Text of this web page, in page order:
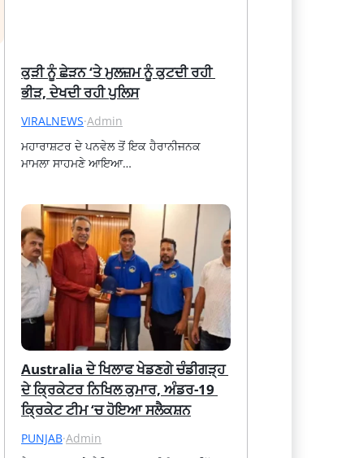
ਕੁੜੀ ਨੂੰ ਛੇੜਨ ‘ਤੇ ਮੁਲਜ਼ਮ ਨੂੰ ਕੁਟਦੀ ਰਹੀ
ਭੀੜ, ਦੇਖਦੀ ਰਹੀ ਪੁਲਿਸ
VIRALNEWS·Admin
ਮਹਾਰਾਸ਼ਟਰ ਦੇ ਪਨਵੇਲ ਤੋਂ ਇਕ ਹੈਰਾਨੀਜਨਕ
ਮਾਮਲਾ ਸਾਹਮਣੇ ਆਇਆ…
Australia ਦੇ ਖਿਲਾਫ ਖੇਡਣਗੇ ਚੰਡੀਗੜ੍ਹ
ਦੇ ਕ੍ਰਿਕੇਟਰ ਨਿਖਿਲ ਕੁਮਾਰ, ਅੰਡਰ-19
ਕ੍ਰਿਕੇਟ ਟੀਮ ‘ਚ ਹੋਇਆ ਸਲੈਕਸ਼ਨ
PUNJAB·Admin